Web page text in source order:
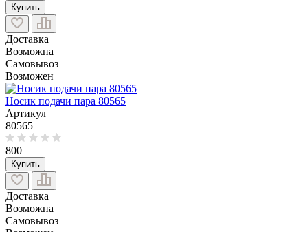
Купить
Доставка
Возможна
Самовывоз
Возможен
Носик подачи пара 80565
Артикул
80565
800
Купить
Доставка
Возможна
Самовывоз